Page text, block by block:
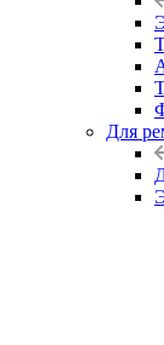
Для